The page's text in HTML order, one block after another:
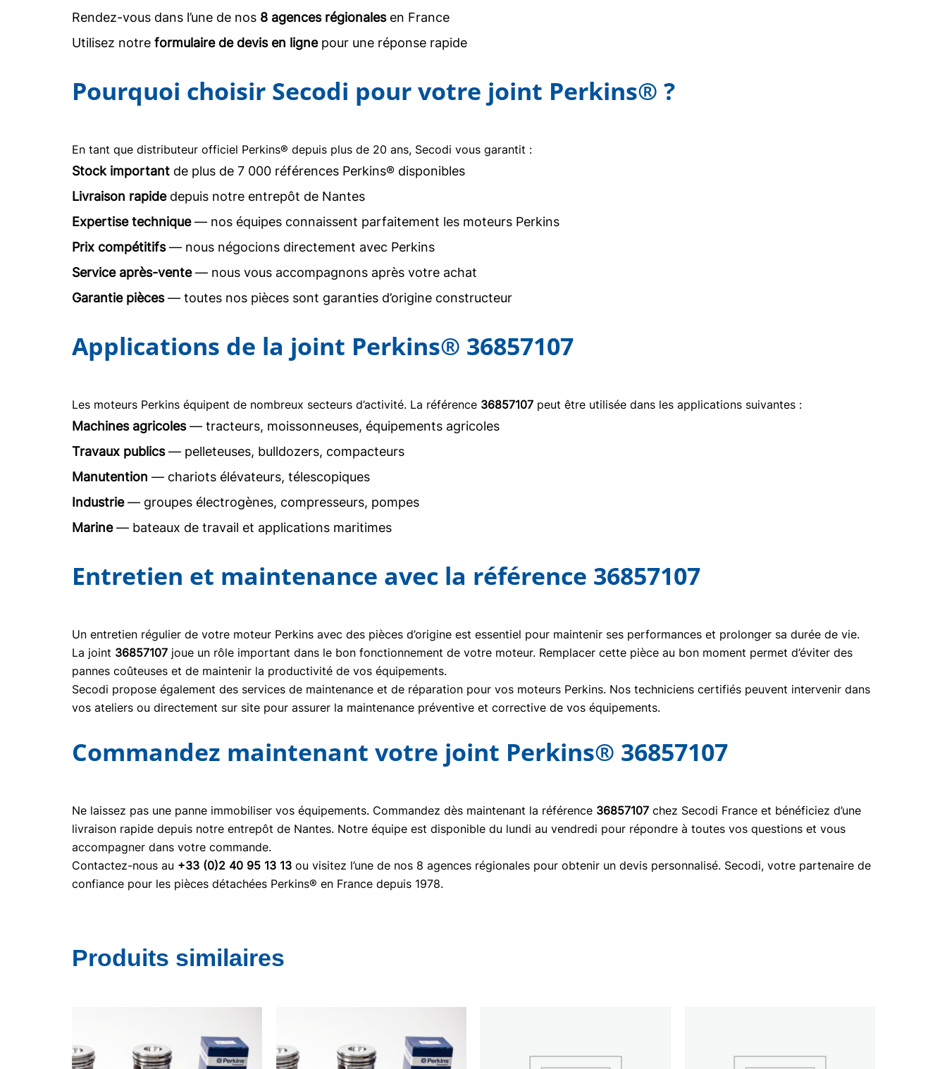
Rendez-vous dans l’une de nos 8 agences régionalesen France
Utilisez notre formulaire de devis en lignepour une réponse rapide
Pourquoi choisir Secodi pour votre joint Perkins® ?
En tant que distributeur officiel Perkins® depuis plus de 20 ans, Secodi vous garantit :
Stock important de plus de 7 000 références Perkins® disponibles
Livraison rapidedepuis notre entrepôt de Nantes
Expertise technique— nos équipes connaissent parfaitement les moteurs Perkins
Prix compétitifs— nous négocions directement avec Perkins
Service après-vente— nous vous accompagnons après votre achat
Garantie pièces— toutes nos pièces sont garanties d’origine constructeur
Applications de la joint Perkins® 36857107
Les moteurs Perkins équipent de nombreux secteurs d’activité. La référence 36857107 peut être utilisée dans les applications suivantes :
Machines agricoles— tracteurs, moissonneuses, équipements agricoles
Travaux publics— pelleteuses, bulldozers, compacteurs
Manutention — chariots élévateurs, télescopiques
Industrie— groupes électrogènes, compresseurs, pompes
Marine— bateaux de travail et applications maritimes
Entretien et maintenance avec la référence 36857107
Un entretien régulier de votre moteur Perkins avec des pièces d’origine est essentiel pour maintenir ses performances et prolonger sa durée de vie.
La joint 36857107 joue un rôle important dans le bon fonctionnement de votre moteur. Remplacer cette pièce au bon moment permet d’éviter des
pannes coûteuses et de maintenir la productivité de vos équipements.
Secodi propose également des services de maintenance et de réparation pour vos moteurs Perkins. Nos techniciens certifiés peuvent intervenir dans
vos ateliers ou directement sur site pour assurer la maintenance préventive et corrective de vos équipements.
Commandez maintenant votre joint Perkins® 36857107
Ne laissez pas une panne immobiliser vos équipements. Commandez dès maintenant la référence 36857107 chez Secodi France et bénéficiez d’une
livraison rapide depuis notre entrepôt de Nantes. Notre équipe est disponible du lundi au vendredi pour répondre à toutes vos questions et vous
accompagner dans votre commande.
Contactez-nous au +33 (0)2 40 95 13 13 ou visitez l’une de nos 8 agences régionales pour obtenir un devis personnalisé. Secodi, votre partenaire de
confiance pour les pièces détachées Perkins® en France depuis 1978.
Produits similaires